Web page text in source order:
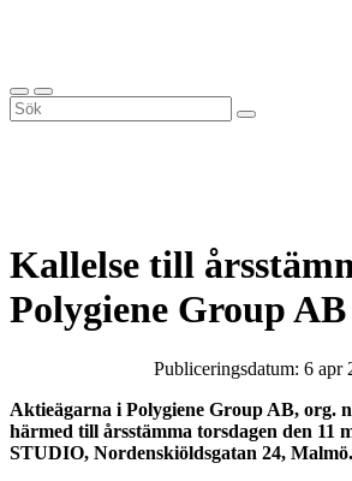
Kallelse till
Polygiene Group AB
Publiceringsdatum: 6 apr
Aktieägarna i Polygiene Group AB, org.
härmed till årsstämma torsdagen den 11
STUDIO, Nordenskiöldsgatan 24, Malmö.